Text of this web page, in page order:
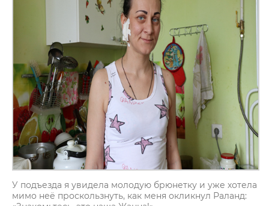
У подъезда я увидела молодую брюнетку и уже хотела
мимо неё проскользнуть, как меня окликнул Раланд: